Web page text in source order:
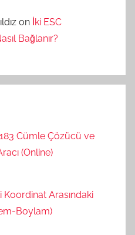
on İki ESC
Bağlanır?
Cümle Çözücü ve
(Online)
Koordinat Arasındaki
Boylam)